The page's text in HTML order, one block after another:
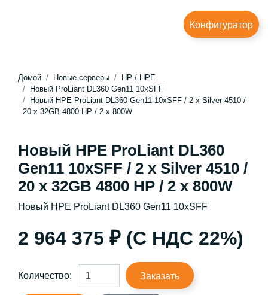
Конфигуратор
Домой Новые серверы
HP / HPE
Новый ProLiant DL360 Gen11 10xSFF
Новый HPE ProLiant DL360 Gen11 10xSFF / 2 x Silver 4510 /
20 x 32GB 4800 HP / 2 x 800W
Новый HPE ProLiant DL360
Gen11 10xSFF / 2 x Silver 4510 /
20 x 32GB 4800 HP / 2 x 800W
Новый HPE ProLiant DL360 Gen11 10xSFF
2 964 375 ₽ (С НДС 22%)
Количество: Заказать